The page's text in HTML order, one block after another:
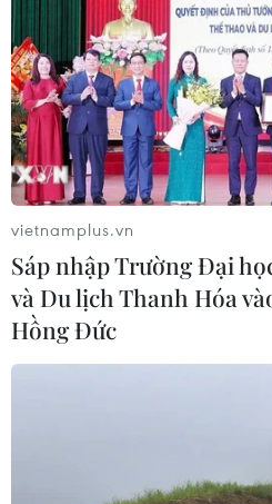
vietnamplus.vn
Sáp nhập Trường Đại
và Du lịch Thanh Hóa
Hồng Đức